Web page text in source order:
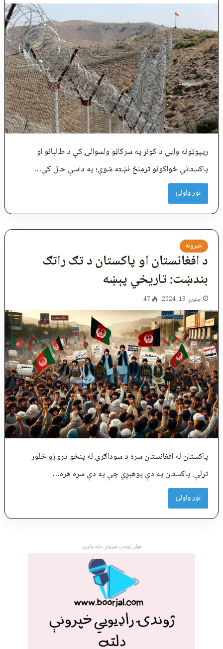
ريپوټونه وايي د کونړ په سرکاڼو ولسوالۍ کې د طالبانو او
پاکستاني ځواکونو ترمنځ نښته شوې؛ په داسې حال کې…
نور ولولئ
خبرونه
د افغانستان او پاکستان د تګ راتګ
بندښت: تاريخي پېښه
جنوري 19, 2024 47
پاکستان له افغانستان سره د سوداګرۍ له پنځو دروازو څلور
تړلې. پاکستان په دې پوهېږي چې په دې سره هره…
نور ولولئ
ټولې ژوندۍ خپرونې دلته واورئ